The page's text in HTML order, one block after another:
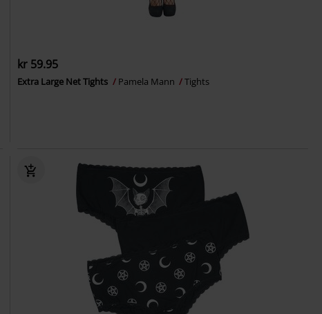
kr 59.95
Extra Large Net Tights Pamela Mann Tights